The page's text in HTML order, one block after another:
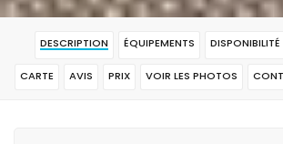
DESCRIPTION ÉQUIPEMENTS
CARTE AVIS PRIX VOIR LES PHOTOS